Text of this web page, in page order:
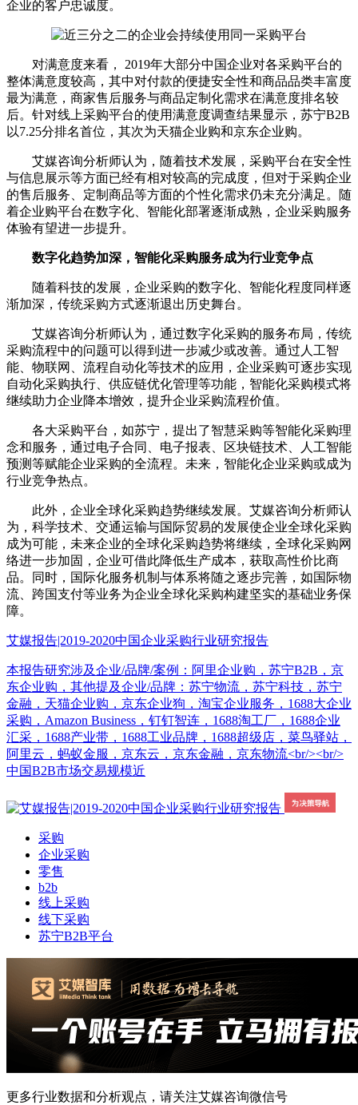
企业的客户忠诚度。
对满意度来看， 2019年大部分中国企业对各采购平台的
整体满意度较高，其中对付款的便捷安全性和商品品类丰富度
最为满意，商家售后服务与商品定制化需求在满意度排名较
后。针对线上采购平台的使用满意度调查结果显示，苏宁B2B
以7.25分排名首位，其次为天猫企业购和京东企业购。
艾媒咨询分析师认为，随着技术发展，采购平台在安全性
与信息展示等方面已经有相对较高的完成度，但对于采购企业
的售后服务、定制商品等方面的个性化需求仍未充分满足。随
着企业购平台在数字化、智能化部署逐渐成熟，企业采购服务
体验有望进一步提升。
数字化趋势加深，智能化采购服务成为行业竞争点
随着科技的发展，企业采购的数字化、智能化程度同样逐
渐加深，传统采购方式逐渐退出历史舞台。
艾媒咨询分析师认为，通过数字化采购的服务布局，传统
采购流程中的问题可以得到进一步减少或改善。通过人工智
能、物联网、流程自动化等技术的应用，企业采购可逐步实现
自动化采购执行、供应链优化管理等功能，智能化采购模式将
继续助力企业降本增效，提升企业采购流程价值。
各大采购平台，如苏宁，提出了智慧采购等智能化采购理
念和服务，通过电子合同、电子报表、区块链技术、人工智能
预测等赋能企业采购的全流程。未来，智能化企业采购或成为
行业竞争热点。
此外，企业全球化采购趋势继续发展。艾媒咨询分析师认
为，科学技术、交通运输与国际贸易的发展使企业全球化采购
成为可能，未来企业的全球化采购趋势将继续，全球化采购网
络进一步加固，企业可借此降低生产成本，获取高性价比商
品。同时，国际化服务机制与体系将随之逐步完善，如国际物
流、跨国支付等业务为企业全球化采购构建坚实的基础业务保
障。
艾媒报告|2019-2020中国企业采购行业研究报告
本报告研究涉及企业/品牌/案例：阿里企业购，苏宁B2B，京
东企业购，其他提及企业/品牌：苏宁物流，苏宁科技，苏宁
金融，天猫企业购，京东企业狗，淘宝企业服务，1688大企业
采购，Amazon Business，钉钉智连，1688淘工厂，1688企业
汇采，1688产业带，1688工业品牌，1688超级店，菜鸟驿站，
阿里云，蚂蚁金服，京东云，京东金融，京东物流<br/><br/>
中国B2B市场交易规模近
采购
企业采购
零售
b2b
线上采购
线下采购
苏宁B2B平台
更多行业数据和分析观点，请关注艾媒咨询微信号